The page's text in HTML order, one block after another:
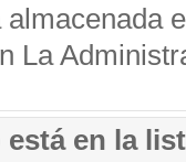
La
está en la